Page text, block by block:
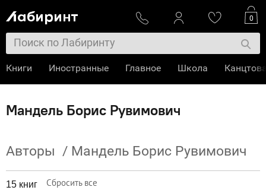
Мандель Борис Рувимович
Авторы / Мандель Борис Рувимович
15 книг Сбросить все
0
Книги Иностранные Главное Школа